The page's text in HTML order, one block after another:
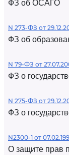
ФЗ об ОСАГО
N 273-ФЗ от
ФЗ об
N 79-ФЗ от
ФЗ о
N 275-ФЗ от
ФЗ о
N2300-1 от
О защите прав